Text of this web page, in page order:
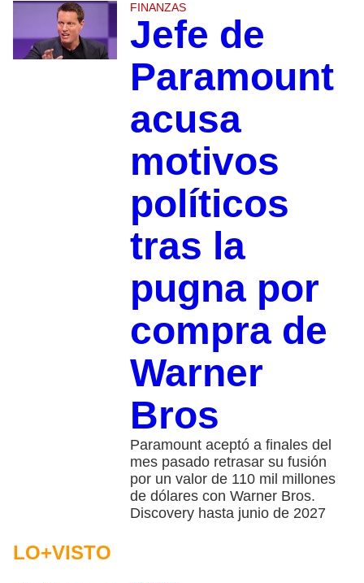
FINANZAS
Jefe de
Paramount
acusa
motivos
políticos
tras la
pugna por
compra de
Warner
Bros
Paramount aceptó a finales del
mes pasado retrasar su fusión
por un valor de 110 mil millones
de dólares con Warner Bros.
Discovery hasta junio de 2027
LO+VISTO